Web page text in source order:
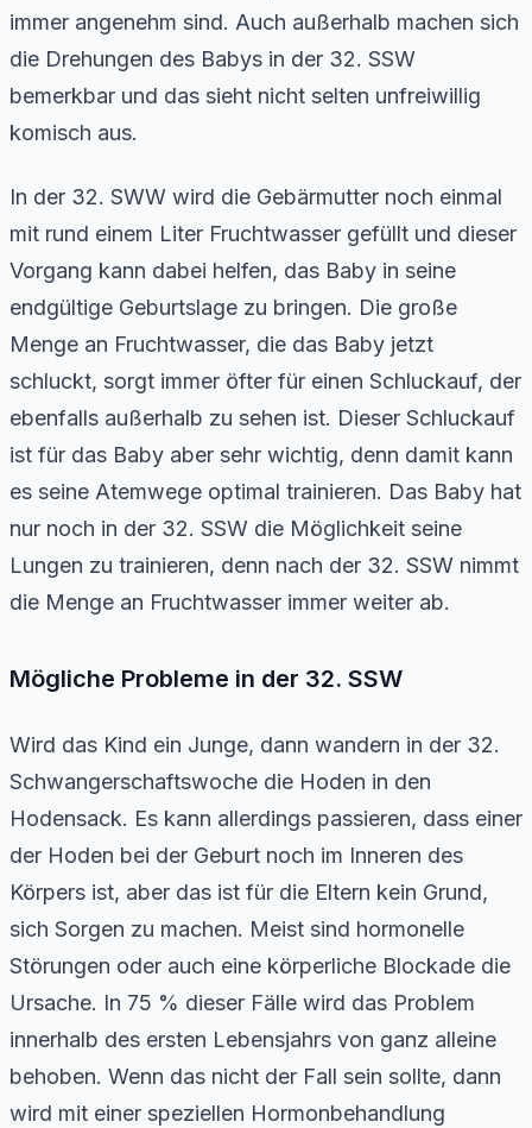
immer angenehm sind. Auch außerhalb machen sich
die Drehungen des Babys in der 32. SSW
bemerkbar und das sieht nicht selten unfreiwillig
komisch aus.
In der 32. SWW wird die Gebärmutter noch einmal
mit rund einem Liter Fruchtwasser gefüllt und dieser
Vorgang kann dabei helfen, das Baby in seine
endgültige Geburtslage zu bringen. Die große
Menge an Fruchtwasser, die das Baby jetzt
schluckt, sorgt immer öfter für einen Schluckauf, der
ebenfalls außerhalb zu sehen ist. Dieser Schluckauf
ist für das Baby aber sehr wichtig, denn damit kann
es seine Atemwege optimal trainieren. Das Baby hat
nur noch in der 32. SSW die Möglichkeit seine
Lungen zu trainieren, denn nach der 32. SSW nimmt
die Menge an Fruchtwasser immer weiter ab.
Mögliche Probleme in der 32. SSW
Wird das Kind ein Junge, dann wandern in der 32.
Schwangerschaftswoche die Hoden in den
Hodensack. Es kann allerdings passieren, dass einer
der Hoden bei der Geburt noch im Inneren des
Körpers ist, aber das ist für die Eltern kein Grund,
sich Sorgen zu machen. Meist sind hormonelle
Störungen oder auch eine körperliche Blockade die
Ursache. In 75 % dieser Fälle wird das Problem
innerhalb des ersten Lebensjahrs von ganz alleine
behoben. Wenn das nicht der Fall sein sollte, dann
wird mit einer speziellen Hormonbehandlung